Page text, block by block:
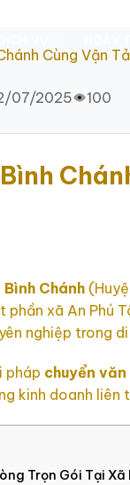
Cùng Vận
07/2025 100
Chánh
phần xã An
nghiệp trong
pháp chuyển
kinh doanh liên
Trọn Gói Tại